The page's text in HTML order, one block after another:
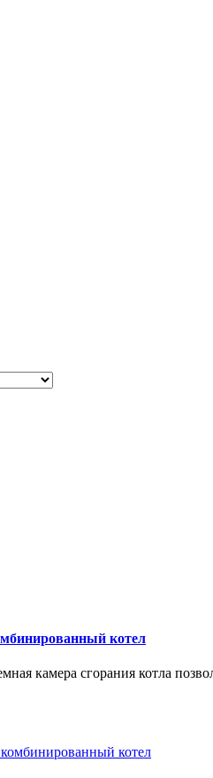
котел
камера сгорания котла